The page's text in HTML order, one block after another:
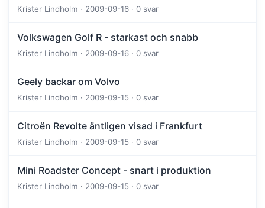
Krister Lindholm · 2009-09-16 · 0 svar
Volkswagen Golf R - starkast och snabb
Krister Lindholm · 2009-09-16 · 0 svar
Geely backar om Volvo
Krister Lindholm · 2009-09-15 · 0 svar
Citroën Revolte äntligen visad i Frankfurt
Krister Lindholm · 2009-09-15 · 0 svar
Mini Roadster Concept - snart i produktion
Krister Lindholm · 2009-09-15 · 0 svar